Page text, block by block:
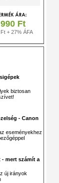
Ft
+ 27% ÁFA
biztosan
- Canon
eseményekhez
- mert számít a
új irányok